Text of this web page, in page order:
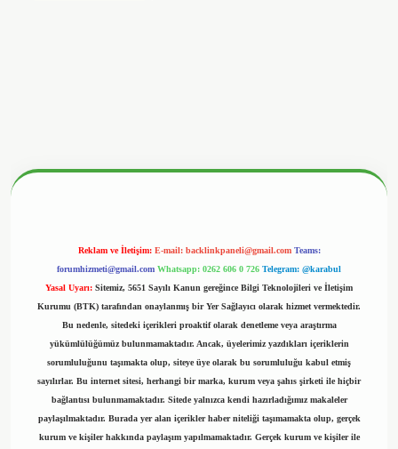
Reklam ve İletişim: E-mail: backlinkpaneli@gmail.com Teams:
forumhizmeti@gmail.com Whatsapp: 0262 606 0 726 Telegram: @karabul
Yasal Uyarı: Sitemiz, 5651 Sayılı Kanun gereğince Bilgi Teknolojileri ve İletişim
Kurumu (BTK) tarafından onaylanmış bir Yer Sağlayıcı olarak hizmet vermektedir.
Bu nedenle, sitedeki içerikleri proaktif olarak denetleme veya araştırma
yükümlülüğümüz bulunmamaktadır. Ancak, üyelerimiz yazdıkları içeriklerin
sorumluluğunu taşımakta olup, siteye üye olarak bu sorumluluğu kabul etmiş
sayılırlar. Bu internet sitesi, herhangi bir marka, kurum veya şahıs şirketi ile hiçbir
bağlantısı bulunmamaktadır. Sitede yalnızca kendi hazırladığımız makaleler
paylaşılmaktadır. Burada yer alan içerikler haber niteliği taşımamakta olup, gerçek
kurum ve kişiler hakkında paylaşım yapılmamaktadır. Gerçek kurum ve kişiler ile